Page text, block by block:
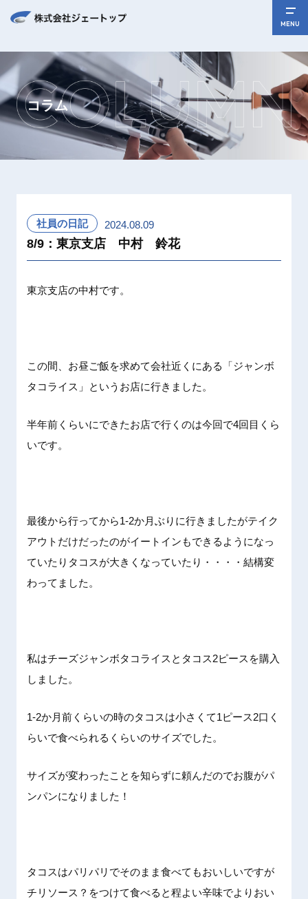
MENU
コラム
社員の日記 2024.08.09
8/9：東京支店 中村 鈴花
東京支店の中村です。
この間、お昼ご飯を求めて会社近くにある「ジャンボ
タコライス」というお店に行きました。
半年前くらいにできたお店で行くのは今回で4回目くら
いです。
最後から行ってから1-2か月ぶりに行きましたがテイク
アウトだけだったのがイートインもできるようになっ
ていたりタコスが大きくなっていたり・・・・結構変
わってました。
私はチーズジャンボタコライスとタコス2ピースを購入
しました。
1-2か月前くらいの時のタコスは小さくて1ピース2口く
らいで食べられるくらいのサイズでした。
サイズが変わったことを知らずに頼んだのでお腹がパ
ンパンになりました！
タコスはパリパリでそのまま食べてもおいしいですが
チリソース？をつけて食べると程よい辛味でよりおい